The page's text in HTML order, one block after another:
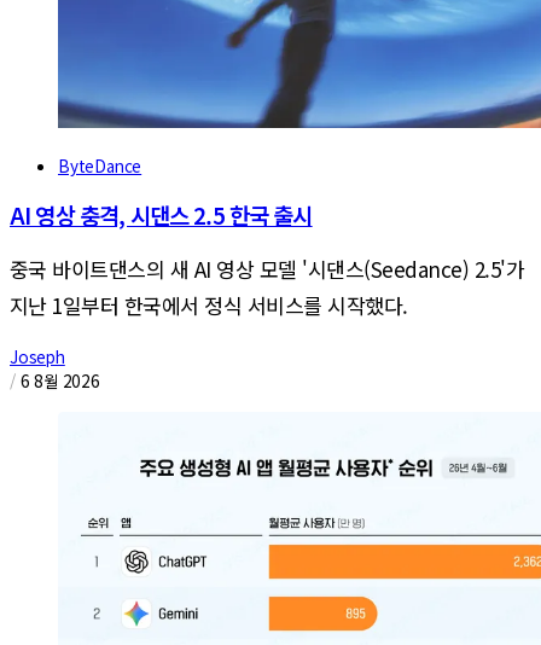
ByteDance
AI 영상 충격, 시댄스 2.5 한국 출시
중국 바이트댄스의 새 AI 영상 모델 '시댄스(Seedance) 2.5'가
지난 1일부터 한국에서 정식 서비스를 시작했다.
Joseph
/ 6 8월 2026